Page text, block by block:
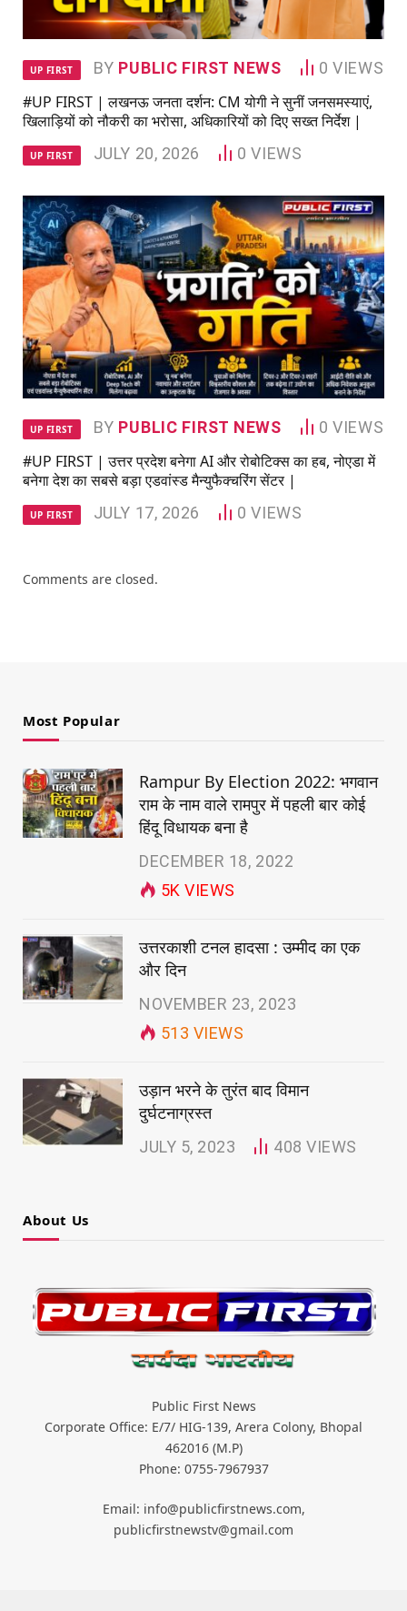
UP FIRST BY PUBLIC FIRST NEWS 0VIEWS
#UP FIRST | लखनऊ जनता दर्शन: CM योगी ने सुनीं जनसमस्याएं,
खिलाड़ियों को नौकरी का भरोसा, अधिकारियों को दिए सख्त निर्देश |
UP FIRST JULY 20, 2026 0VIEWS
UP FIRST BY PUBLIC FIRST NEWS 0VIEWS
#UP FIRST | उत्तर प्रदेश बनेगा AI और रोबोटिक्स का हब, नोएडा में
बनेगा देश का सबसे बड़ा एडवांस्ड मैन्युफैक्चरिंग सेंटर |
UP FIRST JULY 17, 2026 0VIEWS
Comments are closed.
Most Popular
Rampur By Election 2022: भगवान
राम के नाम वाले रामपुर में पहली बार कोई
हिंदू विधायक बना है
DECEMBER 18, 2022
5KVIEWS
उत्तरकाशी टनल हादसा : उम्मीद का एक
और दिन
NOVEMBER 23, 2023
513 VIEWS
उड़ान भरने के तुरंत बाद विमान
दुर्घटनाग्रस्त
JULY 5, 2023 408VIEWS
About Us
Public First News
Corporate Office: E/7/ HIG-139, Arera Colony, Bhopal
462016 (M.P)
Phone: 0755-7967937
Email: info@publicfirstnews.com,
publicfirstnewstv@gmail.com